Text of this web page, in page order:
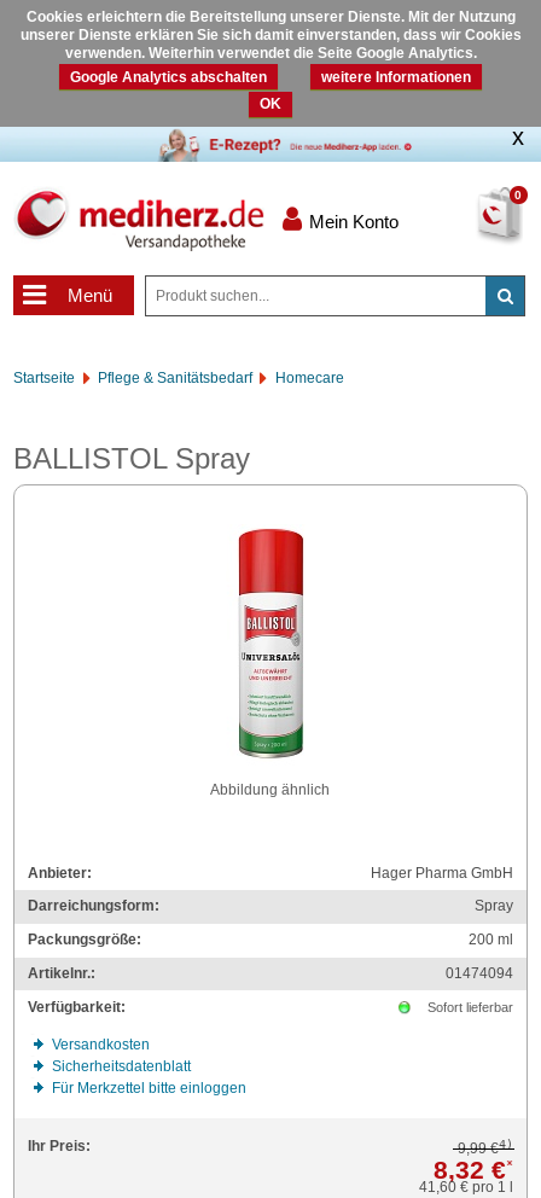
Cookies erleichtern die Bereitstellung unserer Dienste. Mit der Nutzung
unserer Dienste erklären Sie sich damit einverstanden, dass wir Cookies
verwenden. Weiterhin verwendet die Seite Google Analytics.
Google Analytics abschalten
weitere Informationen
OK
0
Mein Konto
Menü
Startseite Pflege & Sanitätsbedarf Homecare
BALLISTOL Spray
Abbildung ähnlich
Anbieter:
Hager Pharma GmbH
Darreichungsform:
Spray
Packungsgröße:
200ml
Artikelnr.:
01474094
Verfügbarkeit:
Sofort lieferbar
Versandkosten
Sicherheitsdatenblatt
Für Merkzettel bitte einloggen
Ihr Preis: 9,99 €4)
8,32 €*
41,60 € pro 1 l